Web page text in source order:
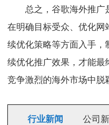
总之，谷歌海外推广
在明确目标受众、优化网
续优化策略等方面入手，
续优化推广效果，才能最
竞争激烈的海外市场中脱
行业新闻 公司